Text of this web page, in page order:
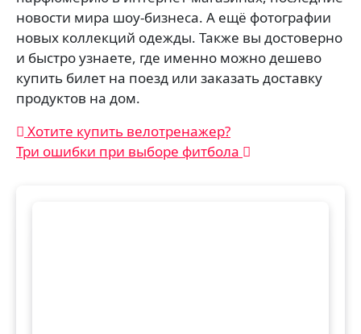
новости мира шоу-бизнеса. А ещё фотографии
новых коллекций одежды. Также вы достоверно
и быстро узнаете, где именно можно дешево
купить билет на поезд или заказать доставку
продуктов на дом.
Навигация
по
Хотите купить велотренажер?
Три ошибки при выборе фитбола